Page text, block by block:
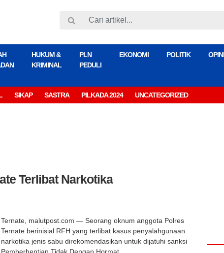
HUKUM &
KRIMINAL
PLN
PEDULI
EKONOMI POLITIK OPINI
SIKAP SASTRA PILKADA 2024 UNCATEGORIZED
Terlibat Narkotika
Ternate, malutpost.com — Seorang oknum anggota Polres
Ternate berinisial RFH yang terlibat kasus penyalahgunaan
narkotika jenis sabu direkomendasikan untuk dijatuhi sanksi
Pemberhentian Tidak Dengan Hormat…